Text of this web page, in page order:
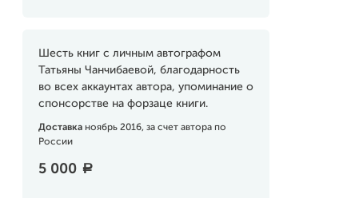
Шесть книг с личным автографом
Татьяны Чанчибаевой, благодарность
во всех аккаунтах автора, упоминание о
спонсорстве на форзаце книги.
Доставка ноябрь 2016, за счет автора по
России
5 000 a